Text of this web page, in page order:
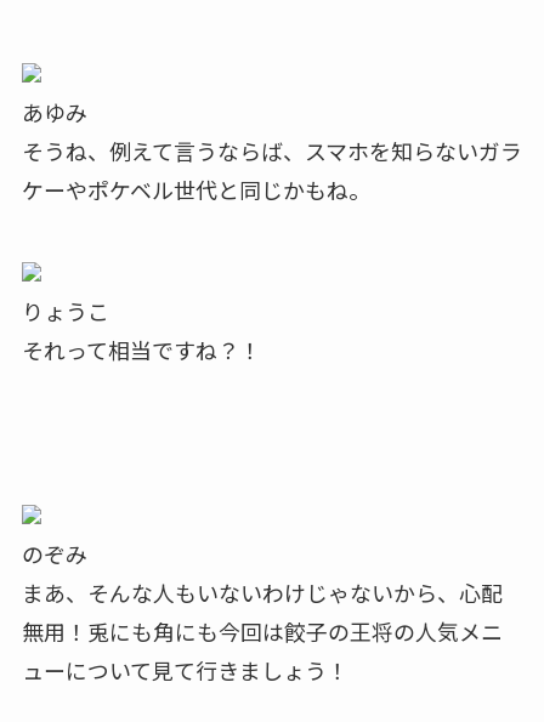
あゆみ
そうね、例えて言うならば、スマホを知らないガラ
ケーやポケベル世代と同じかもね。
りょうこ
それって相当ですね？！
のぞみ
まあ、そんな人もいないわけじゃないから、心配
無用！兎にも角にも今回は餃子の王将の人気メニ
ューについて見て行きましょう！